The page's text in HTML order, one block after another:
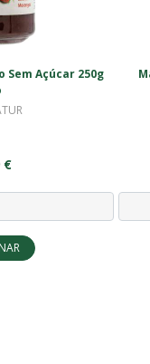
Sem Açúcar 250g
€